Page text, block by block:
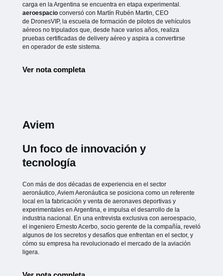
carga en la Argentina se encuentra en etapa experimental.
aeroespacioconversó con Martín Rubén Martin, CEO
de DronesVIP, la escuela de formación de pilotos de vehículos
aéreos no tripulados que, desde hace varios años, realiza
pruebas certificadas de delivery aéreo y aspira a convertirse
en operador de este sistema.
Ver nota completa
Aviem
Un foco de innovación y
tecnología
Con más de dos décadas de experiencia en el sector
aeronáutico, Aviem Aeronáutica se posiciona como un referente
local en la fabricación y venta de aeronaves deportivas y
experimentales en Argentina, e impulsa el desarrollo de la
industria nacional. En una entrevista exclusiva con aeroespacio,
el ingeniero Ernesto Acerbo, socio gerente de la compañía, reveló
algunos de los secretos y desafíos que enfrentan en el sector, y
cómo su empresa ha revolucionado el mercado de la aviación
ligera.